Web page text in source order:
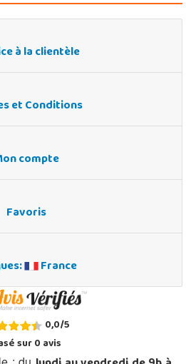
à la clientèle
et Conditions
compte
Favoris
France
0,0/5
sur0avis